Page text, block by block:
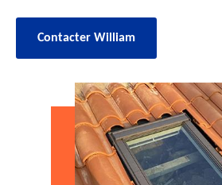
Contacter William